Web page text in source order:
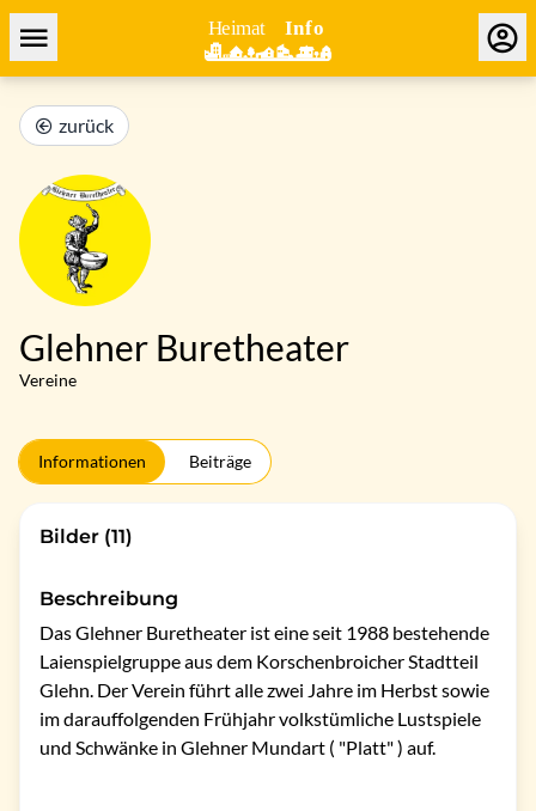
zurück
Glehner Buretheater
Vereine
Informationen Beiträge
Bilder (11)
Beschreibung
Das Glehner Buretheater ist eine seit 1988 bestehende
Laienspielgruppe aus dem Korschenbroicher Stadtteil
Glehn. Der Verein führt alle zwei Jahre im Herbst sowie
im darauffolgenden Frühjahr volkstümliche Lustspiele
und Schwänke in Glehner Mundart ( "Platt" ) auf.